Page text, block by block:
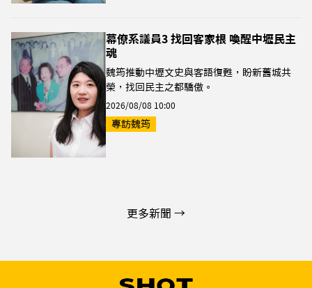
幕僚系議員3 找回客家根 喚醒中壢民主
魂
魏筠推動中壢文史與客語復甦，盼新舊城共
榮，找回民主之都驕傲。
2026/08/08 10:00
專訪魏筠
更多新聞 →